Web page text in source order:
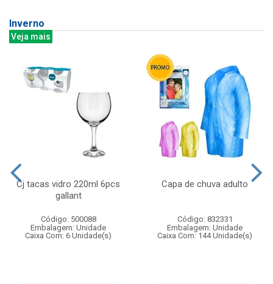
Inverno
Veja mais
Cj tacas vidro 220ml 6pcs
gallant
Código: 500088
Embalagem: Unidade
Caixa Com: 6 Unidade(s)
Capa de chuva adulto
Código: 832331
Embalagem: Unidade
Caixa Com: 144 Unidade(s)